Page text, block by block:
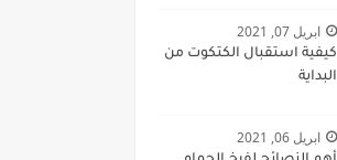
ابريل 07, 2021
كيفية استقبال الكتكوت من
البداية
ابريل 06, 2021